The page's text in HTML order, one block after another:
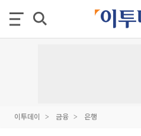
이투데이 금융 은행